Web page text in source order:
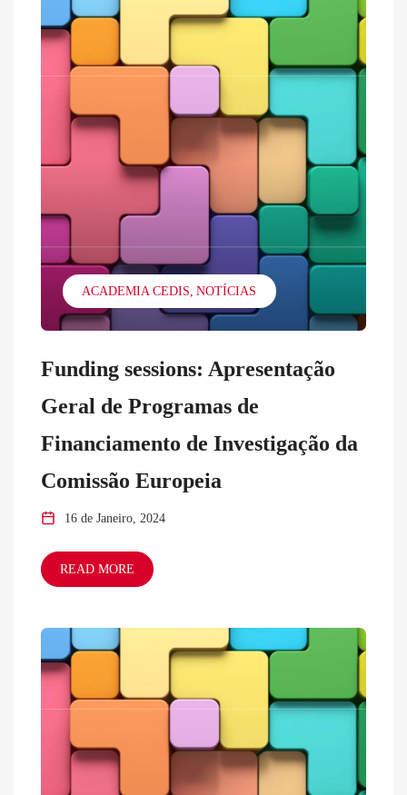
ACADEMIA CEDIS NOTÍCIAS
Funding sessions: Apresentação
Geral de Programas de
Financiamento de Investigação da
Comissão Europeia
16 de Janeiro, 2024
READ MORE